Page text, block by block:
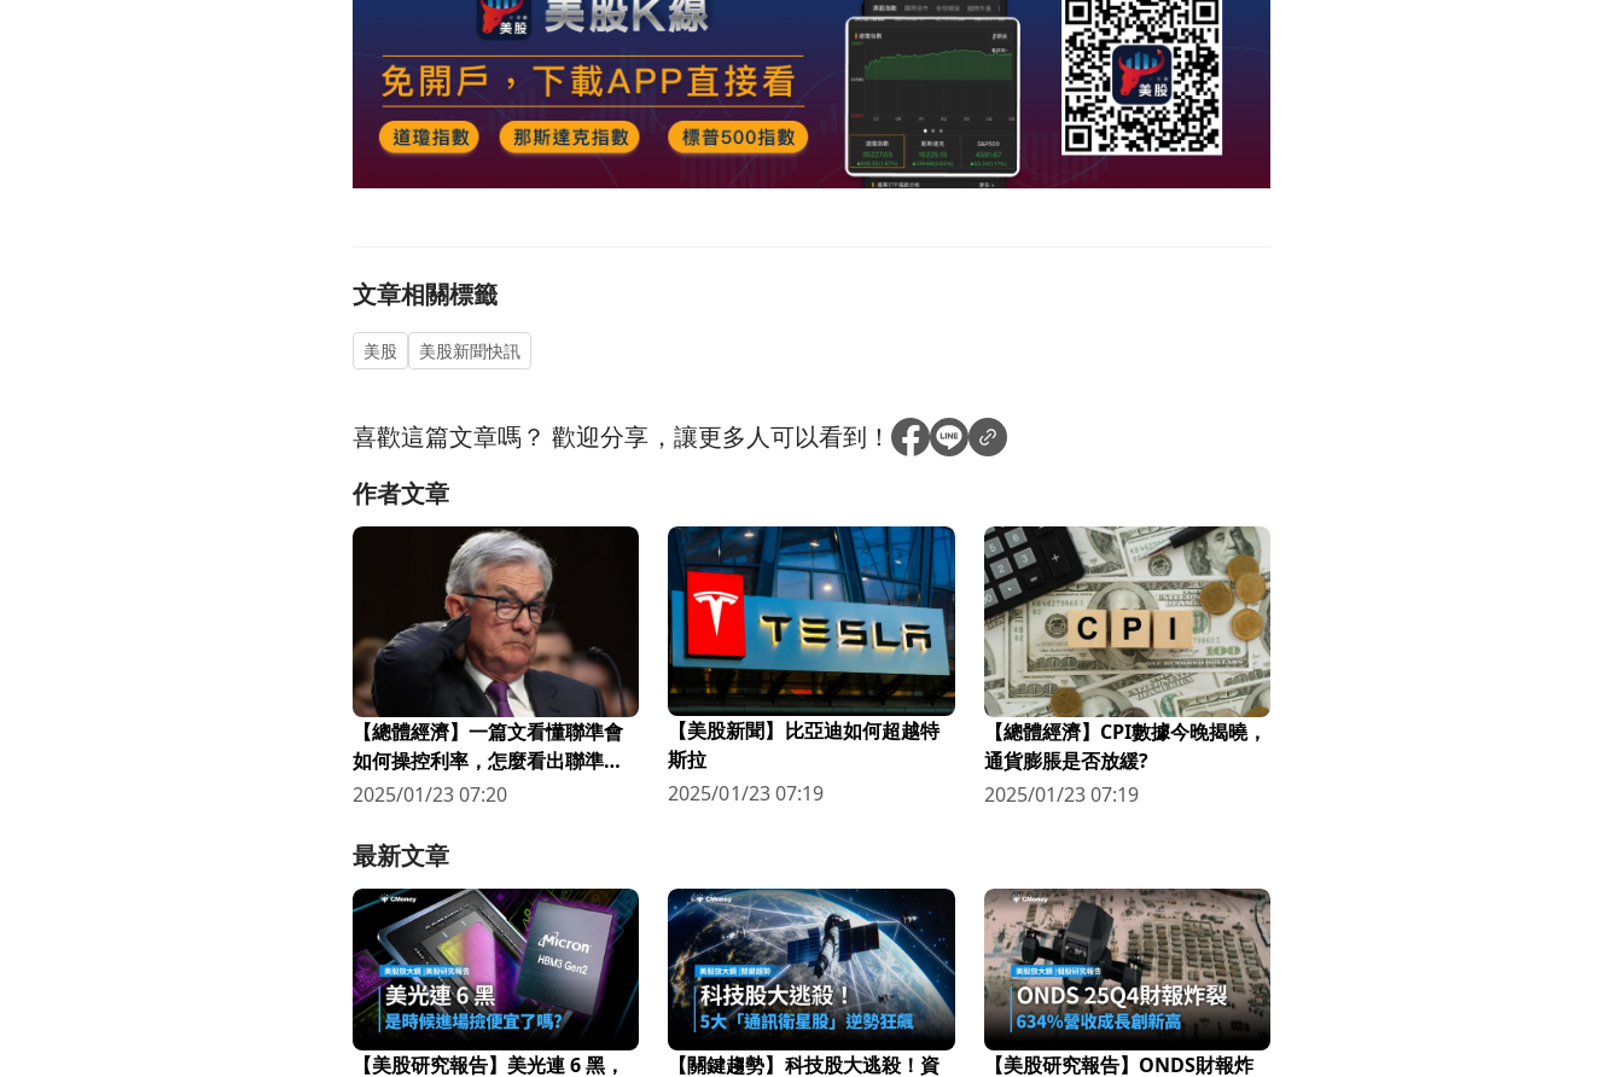
文章相關標籤
美股 美股新聞快訊
喜歡這篇文章嗎？歡迎分享，讓更多人可以看到！
作者文章
【總體經濟】一篇文看懂聯準會
如何操控利率，怎麼看出聯準會
不得不降息?
2025/01/23 07:20
【美股新聞】比亞迪如何超越特
斯拉
2025/01/23 07:19
【總體經濟】CPI數據今晚揭曉，
通貨膨脹是否放緩?
2025/01/23 07:19
最新文章
【美股研究報告】美光連 6 黑，
【關鍵趨勢】科技股大逃殺！資
【美股研究報告】ONDS財報炸